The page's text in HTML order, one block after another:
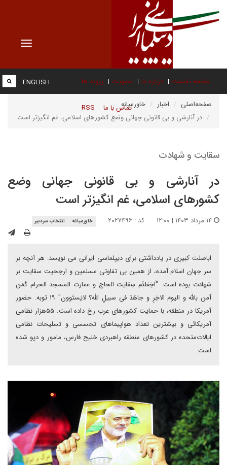
Toggle
صفحه نخست درباره ما عضویت پیوند ها
تماس با ما RSS
ENGLISH
صفحه‌اصلی اخبار
خاورمیانه
در آنارشی و بی قانونی جهانی وضع کشورهای اسلامی، غم انگیزتر است
سقایت و شهادت
در آنارشی و بی قانونی جهانی وضع
کشورهای اسلامی، غم انگیزتر است
کد : ۲۰۲۷۴۹۶ خاورمیانه انتخاب سردبیر
اباصلت کبیری در یادداشتی برای دیپلماسی ایرانی می نویسد: هر آنچه بر
سر جهان اسلام آمده، از همین بی تفاوتی مسلمین و ارجحیت سقایت بر
شهادت بوده است‌. "اَجَعَلتُم سِقایَت الحاج و عمارت المسجد الحرام کَمَن
آمن بالله و الیومَ الاخِرِ و جاهَدَ فی سبیلِ الله؟ لایَستَوون" ۱۹ توبه. حضور
آمریکا در منطقه، با حمایت کشورهای عرب رخ داده است. ۵۵هزار نظامی
آمریکائی و بیشترین تعداد هواپیماهای تجسسی و تسلیحات نظامی
ایالات‌متحده در کشورهای منطقه‌ راهبردی خلیح فارس، مامور و دپو شده
است.